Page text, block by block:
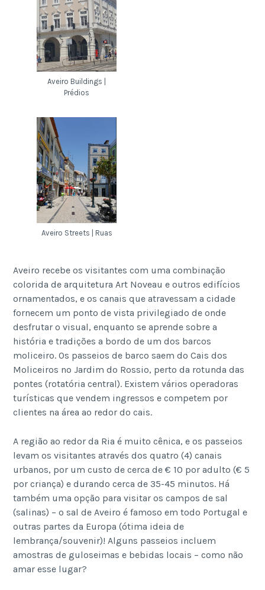
Aveiro Buildings |
Prédios
Aveiro Streets | Ruas
Aveiro recebe os visitantes com uma combinação
colorida de arquitetura Art Noveau e outros edifícios
ornamentados, e os canais que atravessam a cidade
fornecem um ponto de vista privilegiado de onde
desfrutar o visual, enquanto se aprende sobre a
história e tradições a bordo de um dos barcos
moliceiro. Os passeios de barco saem do Cais dos
Moliceiros no Jardim do Rossio, perto da rotunda das
pontes (rotatória central). Existem vários operadoras
turísticas que vendem ingressos e competem por
clientes na área ao redor do cais.
A região ao redor da Ria é muito cênica, e os passeios
levam os visitantes através dos quatro (4) canais
urbanos, por um custo de cerca de € 10 por adulto (€ 5
por criança) e durando cerca de 35-45 minutos. Há
também uma opção para visitar os campos de sal
(salinas) – o sal de Aveiro é famoso em todo Portugal e
outras partes da Europa (ótima ideia de
lembrança/souvenir)! Alguns passeios incluem
amostras de guloseimas e bebidas locais – como não
amar esse lugar?